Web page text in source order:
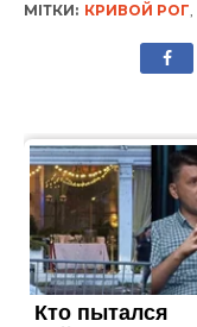
МІТКИ: КРИВОЙ РОГ,